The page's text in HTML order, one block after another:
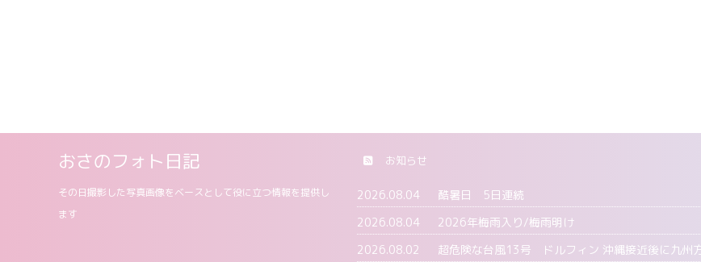
お知らせ
2026.08.04
酷暑日 5日連続
2026.08.04
2026年梅雨入り/梅雨明け
2026.08.02
超危険な台風13号 ドルフィン 沖縄接近後に九州
おさのフォト日記
その日撮影した写真画像をベースとして役に立つ情報を提供し
ます